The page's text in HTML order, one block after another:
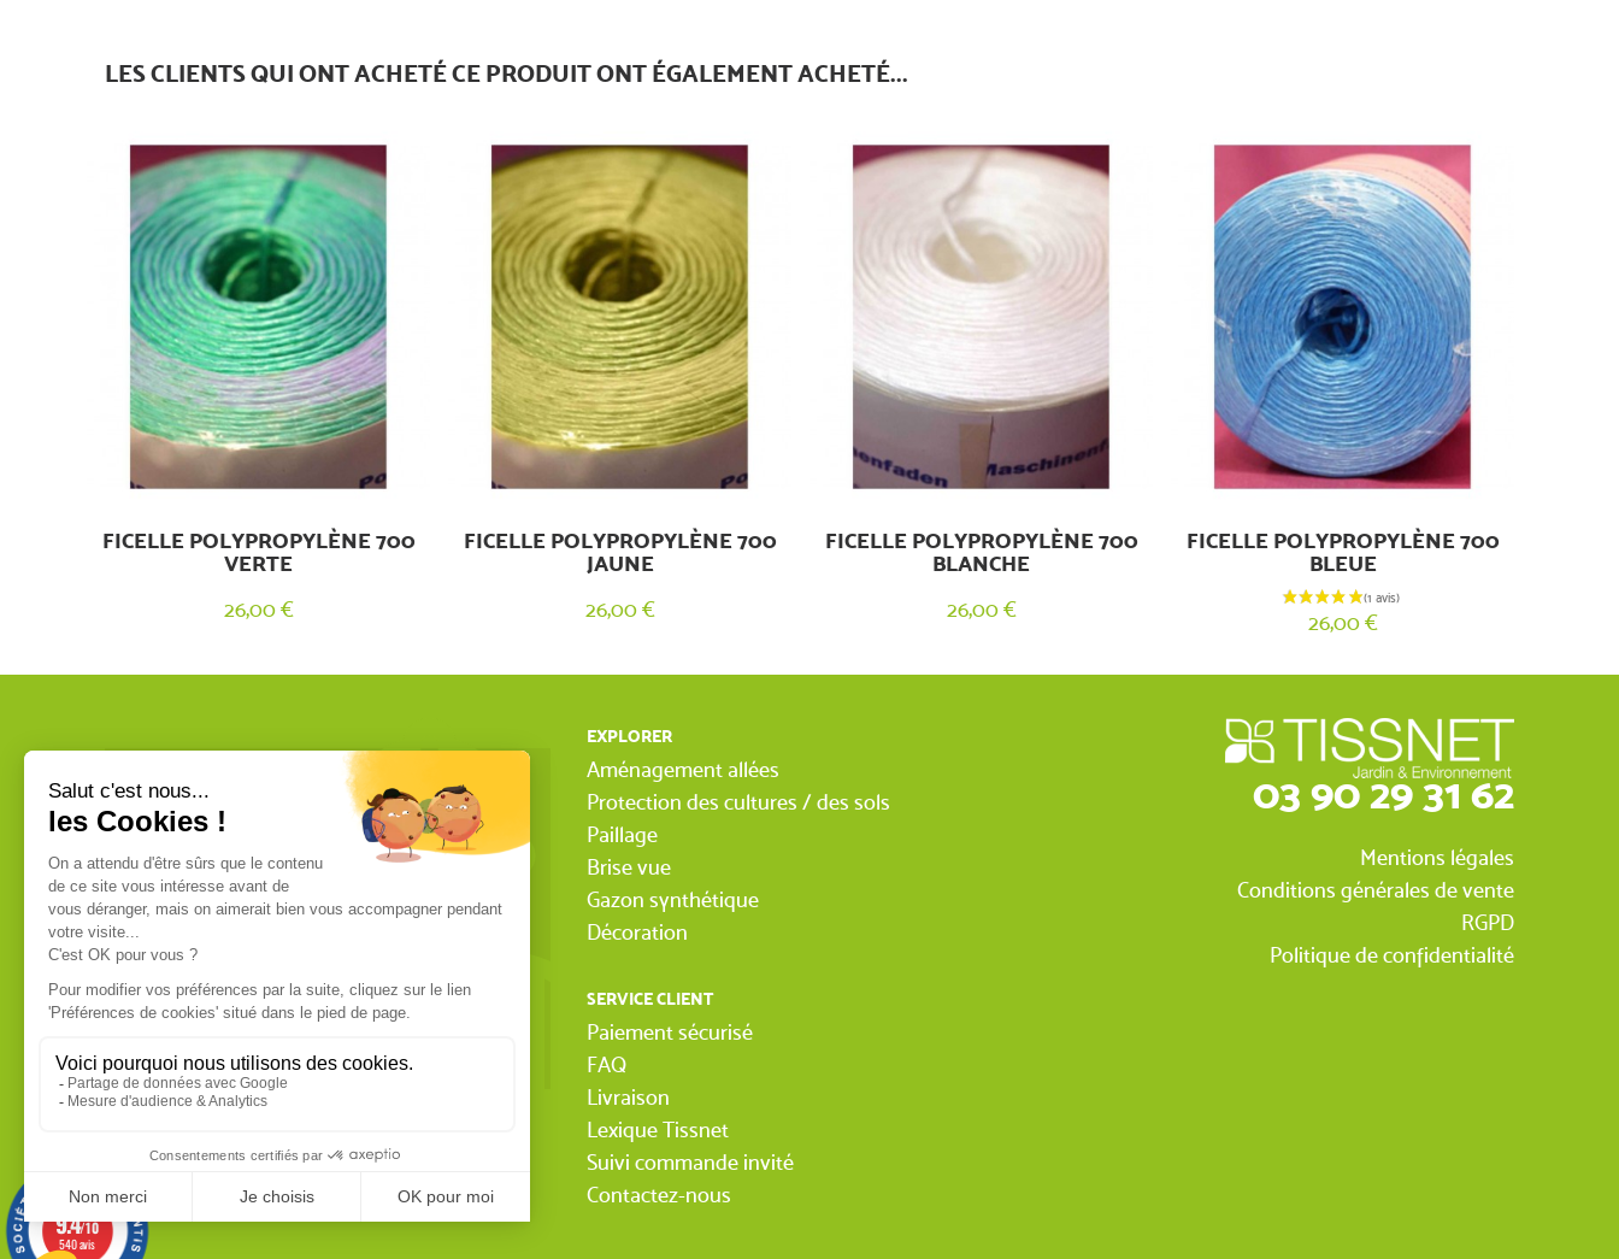
LES CLIENTS QUI ONT ACHETÉ CE PRODUIT ONT ÉGALEMENT ACHETÉ...
FICELLE POLYPROPYLÈNE 700
VERTE
26,00 €
FICELLE POLYPROPYLÈNE 700
JAUNE
26,00 €
FICELLE POLYPROPYLÈNE 700
BLANCHE
26,00 €
FICELLE POLYPROPYLÈNE 700
BLEUE
26,00 €
VOUS ÊTES UN PROFESSIONNEL ?
Nous commercialisons uniquement
des produits de qualité professionnelle.
Ces produits sont fabriqués dans les
usines les plus modernes. Chaque
produit dispose de sa fiche technique
demande.
EXPLORER
Aménagement allées
Protection des cultures / des sols
Paillage
Brise vue
Gazon synthétique
Décoration
SERVICE CLIENT
Paiement sécurisé
FAQ
Livraison
Lexique Tissnet
Suivi commande invité
Contactez-nous
03 90 29 31 62
Mentions légales
Conditions générales de vente
RGPD
Politique de confidentialité
9.4/10
540 avis